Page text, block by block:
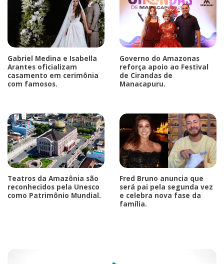
Gabriel Medina e Isabella
Arantes oficializam
casamento em cerimônia
com famosos.
Governo do Amazonas
reforça apoio ao Festival
de Cirandas de
Manacapuru.
Teatros da Amazônia são
reconhecidos pela Unesco
como Patrimônio Mundial.
Fred Bruno anuncia que
será pai pela segunda vez
e celebra nova fase da
família.